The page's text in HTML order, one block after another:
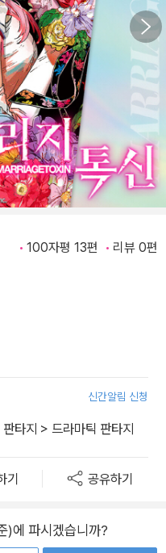
100자평 13편 리뷰 0편
신간알림 신청
판타지 > 드라마틱 판타지
기 공유하기
)에 파시겠습니까?